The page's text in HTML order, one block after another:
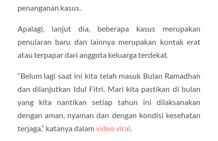
penanganan kasus.
Apalagi, lanjut dia, beberapa kasus merupakan
penularan baru dan lainnya merupakan kontak erat
atau terpapar dari anggota keluarga terdekat.
“Belum lagi saat ini kita telah masuk Bulan Ramadhan
dan dilanjutkan Idul Fitri. Mari kita pastikan di bulan
yang kita nantikan setiap tahun ini dilaksanakan
dengan aman, nyaman dan dengan kondisi kesehatan
terjaga,” katanya dalamvideo viral.